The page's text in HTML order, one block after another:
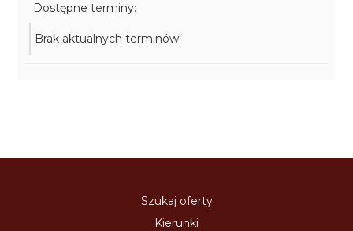
Dostępne terminy:
Brak aktualnych terminów!
Szukaj oferty
Kierunki